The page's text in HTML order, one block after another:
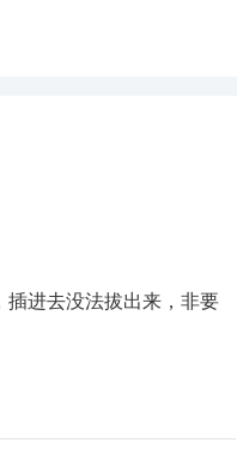
插进去没法拔出来，非要